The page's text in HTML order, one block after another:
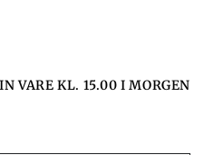
VARE KL. 15.00 I MORGEN